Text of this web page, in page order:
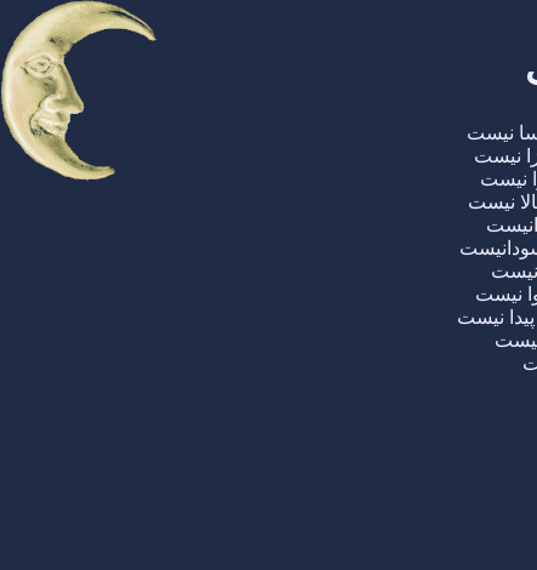
نیست
نیست
نیست
نیست
نیست
نیست
نیست